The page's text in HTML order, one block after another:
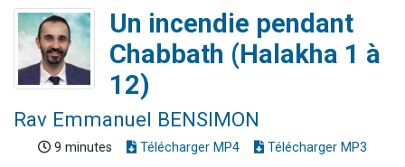
Un incendie pendant
Chabbath (Halakha 1 à
12)
Rav Emmanuel BENSIMON
9 minutes Télécharger MP4 Télécharger MP3